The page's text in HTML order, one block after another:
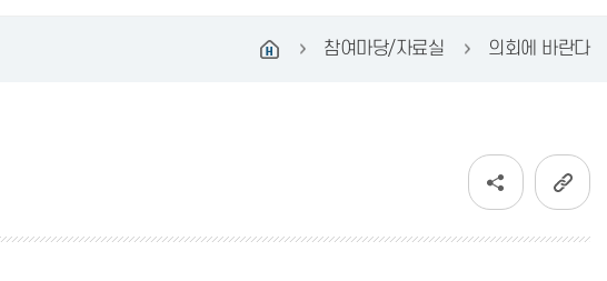
참여마당/자료실 의회에 바란다